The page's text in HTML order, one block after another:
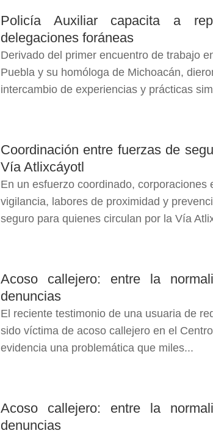
Policía Auxiliar capacita a
delegaciones foráneas
Derivado del primer encuentro de trabajo
Puebla y su homóloga de Michoacán,
intercambio de experiencias y prácticas
Coordinación entre fuerzas de
Vía Atlixcáyotl
En un esfuerzo coordinado, corporaciones
vigilancia, labores de proximidad y
seguro para quienes circulan por la Vía
Acoso callejero: entre la
denuncias
El reciente testimonio de una usuaria de
sido víctima de acoso callejero en el
evidencia una problemática que miles...
Acoso callejero: entre la
denuncias